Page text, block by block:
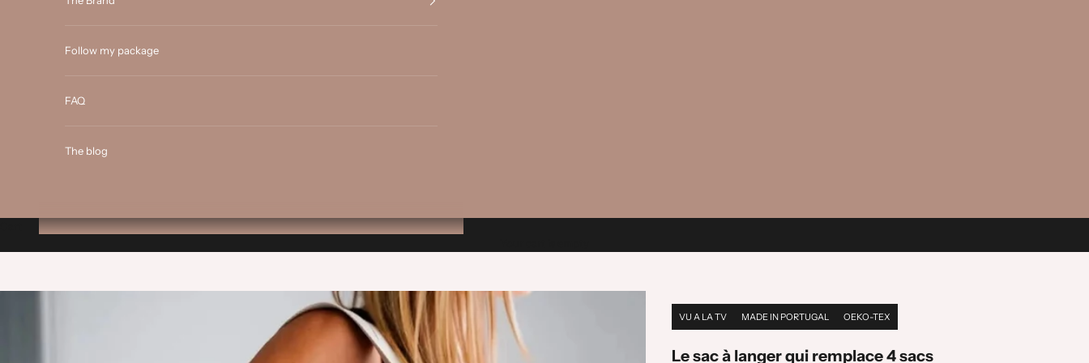
Follow my package
FAQ
The blog
VU A LA TV MADE IN PORTUGAL OEKO-TEX
Le sac à langer qui remplace 4 sacs